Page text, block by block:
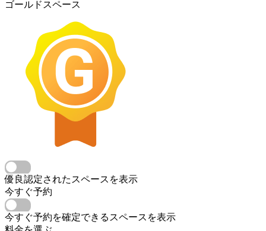
ゴールドスペース
優良認定されたスペースを表示
今すぐ予約
今すぐ予約を確定できるスペースを表示